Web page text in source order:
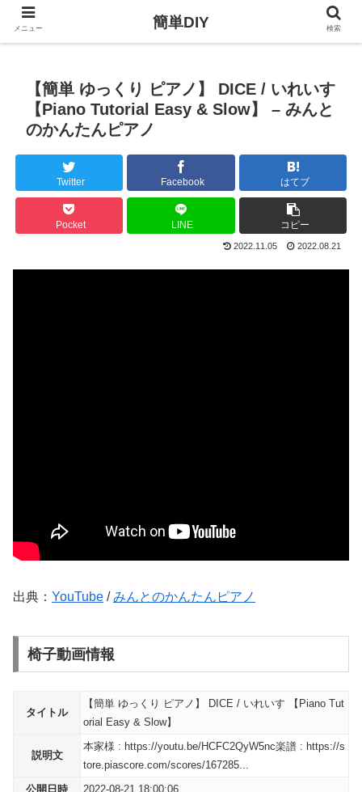
【簡単 ゆっくり ピアノ】 DICE / いれいす
【Piano Tutorial Easy & Slow】 – みんと
のかんたんピアノ
Twitter Facebook はてブ
Pocket LINE コピー
2022.11.05 2022.08.21
出典： YouTube /みんとのかんたんピアノ
椅子動画情報
タイトル
【簡単 ゆっくり ピアノ】 DICE / いれいす 【Piano Tut
orial Easy & Slow】
説明文
本家様 : https://youtu.be/HCFC2QyW5nc楽譜 : https://s
tore.piascore.com/scores/167285...
公開日時
2022-08-21 18:00:06
メニュー 簡単DIY 検索